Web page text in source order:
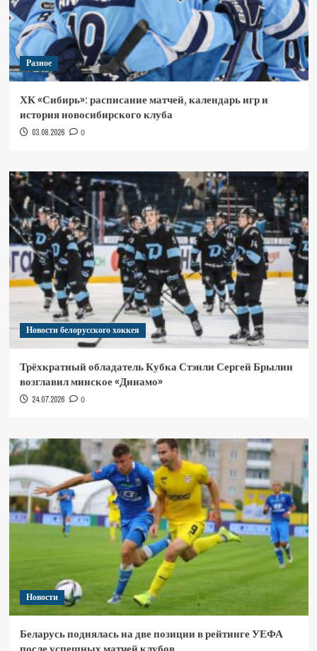
Разное
ХК «Сибирь»: расписание матчей, календарь игр и
история новосибирского клуба
03.08.2026 0
Новости белорусского хоккея
Трёхкратный обладатель Кубка Стэнли Сергей Брылин
возглавил минское «Динамо»
24.07.2026 0
Новости
Беларусь поднялась на две позиции в рейтинге УЕФА